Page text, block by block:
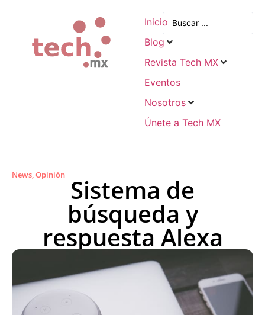
Inicio
Blog
Revista Tech MX
Eventos
Nosotros
Únete a Tech MX
News,Opinión Sistema de
búsqueda y
respuesta Alexa